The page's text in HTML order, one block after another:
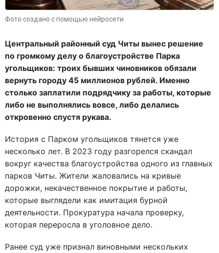
Фото создано с помощью нейросети
Центральный районный суд Читы вынес решение
по громкому делу о благоустройстве Парка
угольщиков: троих бывших чиновников обязали
вернуть городу 45 миллионов рублей. Именно
столько заплатили подрядчику за работы, которые
либо не выполнялись вовсе, либо делались
откровенно спустя рукава.
История с Парком угольщиков тянется уже
несколько лет. В 2023 году разгорелся скандал
вокруг качества благоустройства одного из главных
парков Читы. Жители жаловались на кривые
дорожки, некачественное покрытие и работы,
которые выглядели как имитация бурной
деятельности. Прокуратура начала проверку,
которая переросла в уголовное дело.
Ранее суд уже признал виновными нескольких